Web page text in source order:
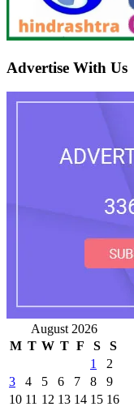
Advertise With Us
August 2026
M T W T F S
S
1
2
3
4 5 6 7 8
9
10 11 12 13 14 15 16